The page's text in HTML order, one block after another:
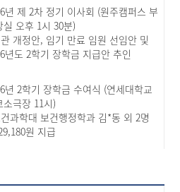
년 제 2차 정기 이사회 (원주캠퍼스 부
실 오후 1시 30분)
개정안, 임기 만료 임원 선임안 및
년도 2학기 장학금 지급안 추인
년 2학기 장학금 수여식 (연세대학교
소극장 11시)
과학대 보건행정학과 김*동 외 2명
원 지급